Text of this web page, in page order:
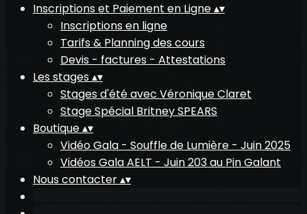
Inscriptions et Paiement en Ligne▴▾
Inscriptions en ligne
Tarifs & Planning des cours
Devis - factures - Attestations
Les stages▴▾
Stages d'été avec Véronique Claret
Stage Spécial Britney SPEARS
Boutique▴▾
Vidéo Gala - Souffle de Lumière - Juin 2025
Vidéos Gala AELT - Juin 203 au Pin Galant
Nous contacter▴▾